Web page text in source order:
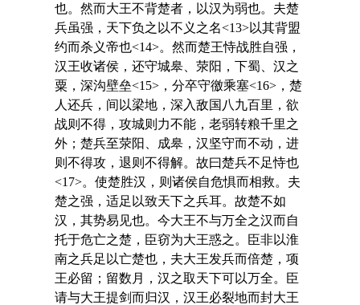
也。然而大王不背楚者，以汉为弱也。夫楚
兵虽强，天下负之以不义之名<13>以其背盟
约而杀义帝也<14>。然而楚王恃战胜自强，
汉王收诸侯，还守城皋、荥阳，下蜀、汉之
粟，深沟壁垒<15>，分卒守徼乘塞<16>，楚
人还兵，间以梁地，深入敌国八九百里，欲
战则不得，攻城则力不能，老弱转粮千里之
外；楚兵至荥阳、成皋，汉坚守而不动，进
则不得攻，退则不得解。故曰楚兵不足恃也
<17>。使楚胜汉，则诸侯自危惧而相救。夫
楚之强，适足以致天下之兵耳。故楚不如
汉，其势易见也。今大王不与万全之汉而自
托于危亡之楚，臣窃为大王惑之。臣非以淮
南之兵足以亡楚也，夫大王发兵而倍楚，项
王必留；留数月，汉之取天下可以万全。臣
请与大王提剑而归汉，汉王必裂地而封大王